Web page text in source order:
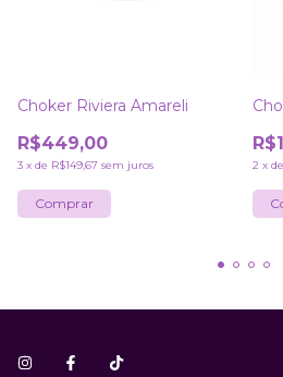
Choker Riviera Amareli
R$449,00
3 x de R$149,67 sem juros 2 x de